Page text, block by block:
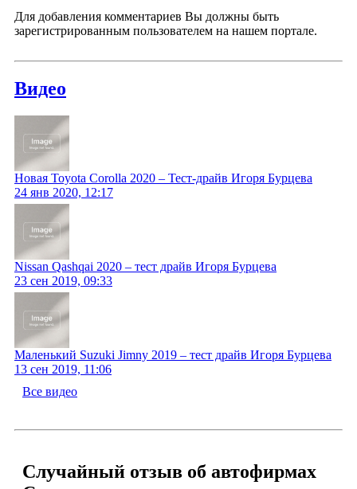
Для добавления комментариев Вы должны быть
зарегистрированным пользователем на нашем портале.
Видео
Новая Toyota Corolla 2020 – Тест-драйв Игоря Бурцева
24 янв 2020, 12:17
Nissan Qashqai 2020 – тест драйв Игоря Бурцева
23 сен 2019, 09:33
Маленький Suzuki Jimny 2019 – тест драйв Игоря Бурцева
13 сен 2019, 11:06
Все видео
Случайный отзыв об автофирмах